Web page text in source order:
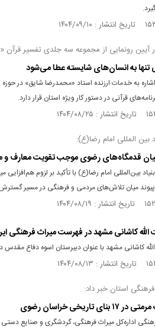
در آیین رونمایی از مجموعه سه جلدی تفسیر قرآن
تنها به انسان‌های شایسته عطا می‌شود
اشاره به خدمات ارزنده استاد «محمدرضا شایق» در
قرآنی در دستور کار ویژه استان قرار دارد.
بین المللی امام رضا(ع):
قدمگاه‌های رضوی موجب تقویت معارف و
بین‌المللی امام رضا(ع) با تأکید بر لزوم
میان تلاش‌های مردمی و فرهنگی در مسیر
الله کاشانی مشهد در فهرست میراث فرهنگی
کاشانی مشهد با عنوان دبیرستان اسوه دفاع
استان خبر داد:
تاریخی خراسان رضوی